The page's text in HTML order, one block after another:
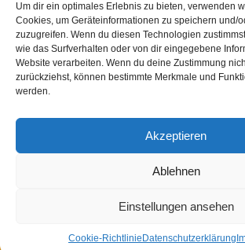
Um dir ein optimales Erlebnis zu bieten, verwenden
Cookies, um Geräteinformationen zu speichern und/
zuzugreifen. Wenn du diesen Technologien
wie das Surfverhalten oder von dir eingegebene
Website verarbeiten. Wenn du deine Zustimmung
zurückziehst, können bestimmte Merkmale und
werden.
Akzeptieren
Ablehnen
Einstellungen ansehen
Cookie-Richtlinie Datenschutzerklärung
Kontakt|Links|Downloads|Impressum
Powered byWordPress